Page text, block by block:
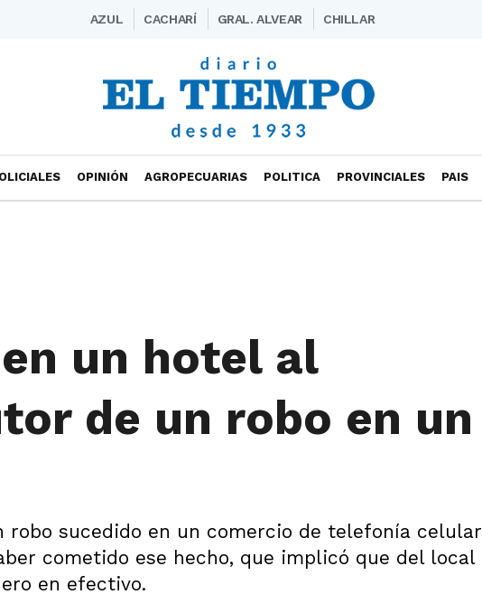
AZUL CACHARÍ GRAL. ALVEAR CHILLAR
OPINIÓN AGROPECUARIAS POLITICA PROVINCIALES PAIS
un hotel al
de un robo en un
sucedido en un comercio de telefonía celular
cometido ese hecho, que implicó que del local
en efectivo.